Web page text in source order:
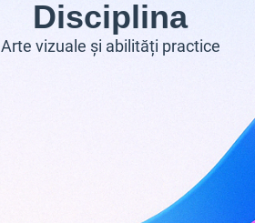
Disciplina
Arte vizuale și abilități practice